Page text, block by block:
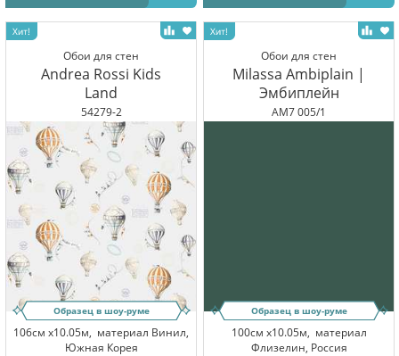
Обои для стен
Andrea Rossi Kids
Land
54279-2
Образец в шоу-руме
106см x10.05м, материал Винил,
Южная Корея
Обои для стен
Milassa Ambiplain |
Эмбиплейн
AM7 005/1
Образец в шоу-руме
100см x10.05м, материал
Флизелин, Россия